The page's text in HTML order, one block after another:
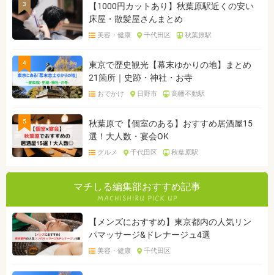
3
【1000円カットあり】秋葉原駅近くの安い
床屋・散髪屋さんまとめ
美容・健康 千代田区 秋葉原駅
4
東京で歴史観光【幕末ゆかりの地】まとめ
21箇所｜史跡・神社・お寺
おでかけ 日野市 高幡不動駅
5
秋葉原で【個室のある】おすすめ居酒屋15
選！大人数・宴会OK
グルメ 千代田区 秋葉原駅
マチしる編集部おすすめ記事
【メンズにおすすめ】東京都内の人気リン
パマッサージ&ドレナージュ4選
美容・健康 千代田区